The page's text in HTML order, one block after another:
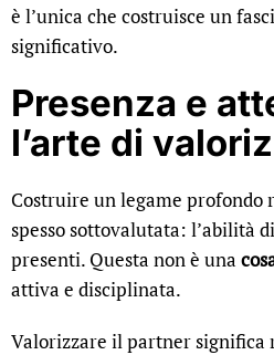
è l’unica che costruisce un
significativo.
Presenza e
l’arte di
Costruire un legame profondo
spesso sottovalutata: l’abilità
presenti. Questa non è una
attiva e disciplinata.
Valorizzare il partner significa